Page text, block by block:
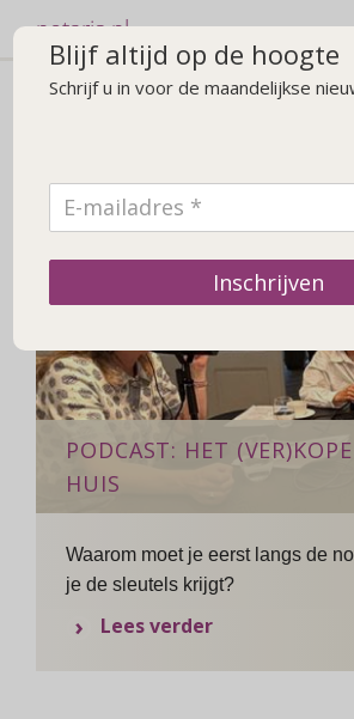
notaris.nl
PODCAST: HET
HUIS
Waarom moet je eerst langs de
je de sleutels krijgt?
Lees verderover Podcast:
Blijf altijd op de hoogte
Schrijf u in voor de maandelijkse
Inschrijven